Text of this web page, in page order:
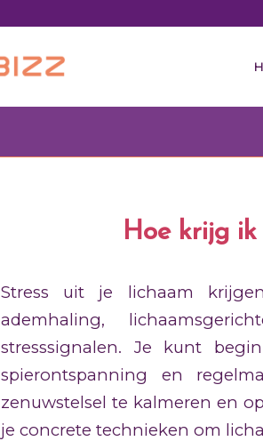
Hoe krijg ik
Stress uit je lichaam
ademhaling,
stresssignalen. Je kunt
spierontspanning en
zenuwstelsel te kalmeren en
je concrete technieken om